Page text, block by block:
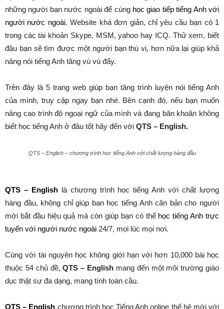
những người bạn nước ngoài để cùng học giao tiếp tiếng Anh với
người nước ngoài. Website khá đơn giản, chỉ yêu cầu bạn có 1
trong các tài khoản Skype, MSM, yahoo hay ICQ. Thử xem, biết
đâu bạn sẽ tìm được một người bạn thú vị, hơn nữa lại giúp khả
năng nói tiếng Anh tăng vù vù đấy.
Trên đây là 5 trang web giúp bạn tăng trình luyện nói tiếng Anh
của mình, truy cập ngay bạn nhé. Bên cạnh đó, nếu bạn muốn
nâng cao trình độ ngoại ngữ của mình và đang băn khoăn không
biết học tiếng Anh ở đâu tốt hãy đến với QTS – English.
QTS – English – chương trình học tiếng Anh với chất lượng hàng đầu
QTS – Englishlà chương trình học tiếng Anh với chất lượng
hàng đầu, không chỉ giúp bạn học tiếng Anh căn bản cho người
mới bắt đầu hiệu quả mà còn giúp bạn có thể học tiếng Anh trực
tuyến với người nước ngoài 24/7, mọi lúc mọi nơi.
Cùng với tài nguyên học không giới hạn với hơn 10,000 bài học
thuộc 54 chủ đề,QTS – English mang đến một môi trường giáo
dục thật sự đa dạng, mang tính toàn cầu.
QTS – English chương trình học Tiếng Anh online thế hệ mới với